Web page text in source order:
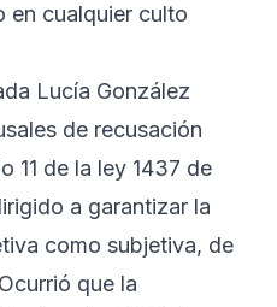
en cualquier culto
Lucía González
de recusación
11 de la ley 1437 de
a garantizar la
como subjetiva, de
que la